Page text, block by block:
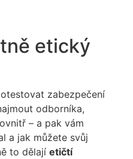
etický
zabezpečení
odborníka,
– a pak vám
a jak můžete svůj
to dělají etičtí